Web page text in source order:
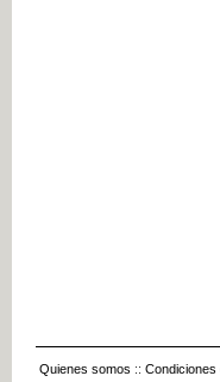
Quienes somos ::